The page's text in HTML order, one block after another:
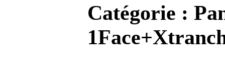
Catégorie :